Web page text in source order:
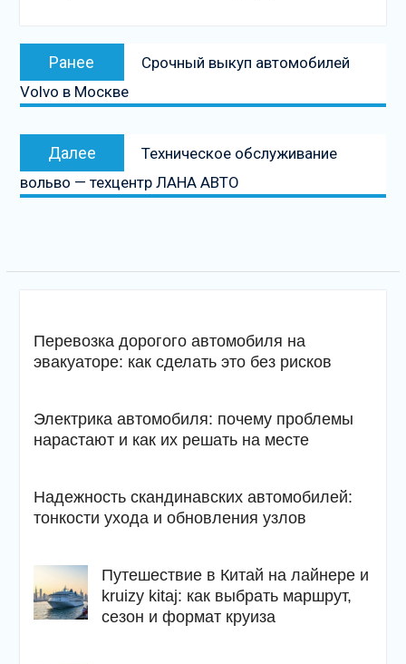
Навигация
записям
Ранее
Предыдущая
запись:
Срочный выкуп автомобилей
Volvo в Москве
Далее
Следующая
запись
Техническое обслуживание
вольво — техцентр ЛАНА АВТО
Перевозка дорогого автомобиля на
эвакуаторе: как сделать это без рисков
Электрика автомобиля: почему проблемы
нарастают и как их решать на месте
Надежность скандинавских автомобилей:
тонкости ухода и обновления узлов
Путешествие в Китай на лайнере и
kruizy kitaj: как выбрать маршрут,
сезон и формат круиза